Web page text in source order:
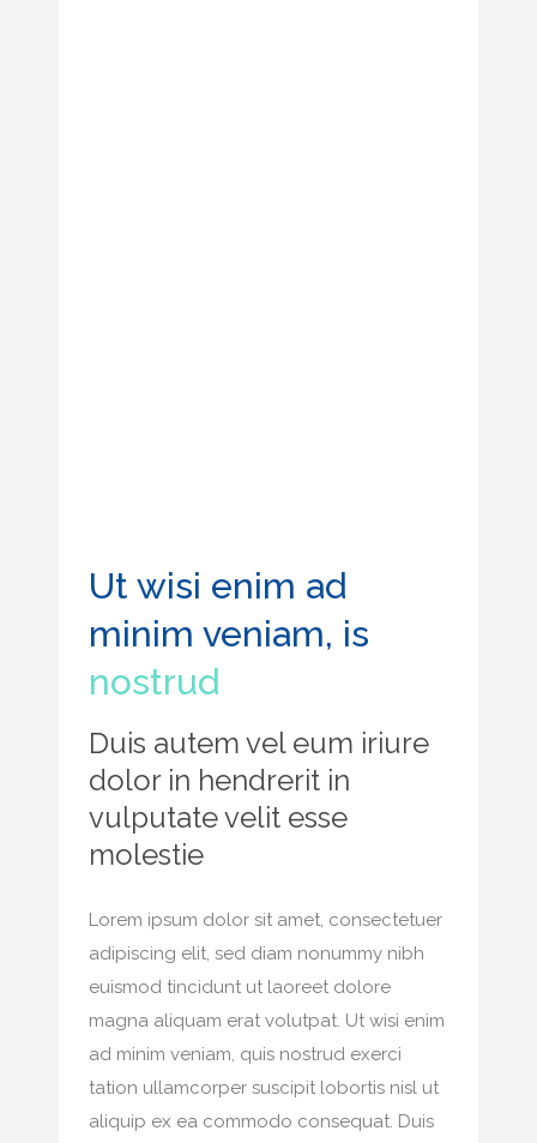
Ut wisi enim ad
minim veniam, is
nostrud
Duis autem vel eum iriure
dolor in hendrerit in
vulputate velit esse
molestie
Lorem ipsum dolor sit amet, consectetuer
adipiscing elit, sed diam nonummy nibh
euismod tincidunt ut laoreet dolore
magna aliquam erat volutpat. Ut wisi enim
ad minim veniam, quis nostrud exerci
tation ullamcorper suscipit lobortis nisl ut
aliquip ex ea commodo consequat. Duis